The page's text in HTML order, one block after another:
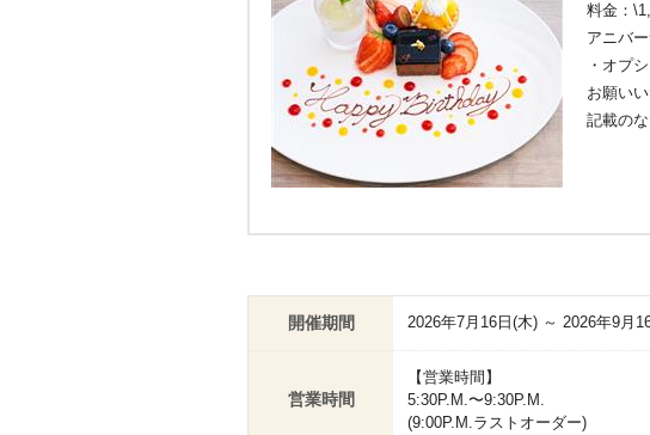
料金：
アニバ
・オプ
お願いい
記載の
開催期間 2026年7月16日(木) ～ 2026年9月
営業時間
【営業時間】
5:30P.M.〜9:30P.M.
(9:00P.M.ラストオーダー)